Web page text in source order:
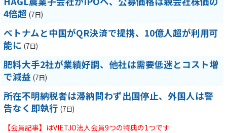
4倍超 (7日)
ベトナムと中国がQR決済で提携、10億人超が利用可
能に (7日)
肥料大手2社が業績好調、他社は需要低迷とコスト増
で減益 (7日)
所在不明納税者は滞納問わず出国停止、外国人は警
告なく即執行 (7日)
【会員記事】はVIETJO法人会員9つの特典の1つです